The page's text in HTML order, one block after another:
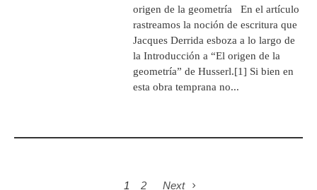
origen de la geometría En el artículo
rastreamos la noción de escritura que
Jacques Derrida esboza a lo largo de
la Introducción a “El origen de la
geometría” de Husserl.[1] Si bien en
esta obra temprana no...
1 2 Next